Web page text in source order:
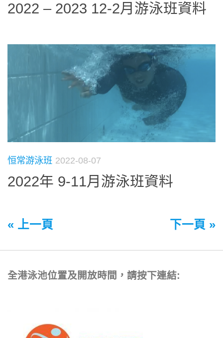
2022 – 2023 12-2月游泳班資料
恒常游泳班 2022-08-07
2022年 9-11月游泳班資料
« 上一頁 下一頁 »
全港泳池位置及開放時間，請按下連結: